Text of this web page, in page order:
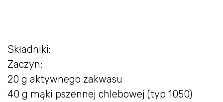
Składniki:
Zaczyn:
20 g aktywnego zakwasu
40 g mąki pszennej chlebowej (typ 1050)